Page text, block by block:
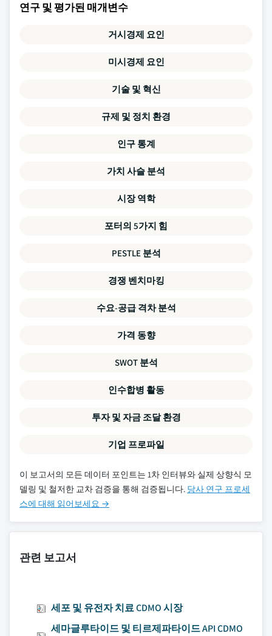
연구 및 평가된 매개변수
거시경제 요인
미시경제 요인
기술 및 혁신
규제 및 정치 환경
인구 통계
가치 사슬 분석
시장 역학
포터의 5가지 힘
PESTLE 분석
경쟁 벤치마킹
수요-공급 격차 분석
가격 동향
SWOT 분석
인수합병 활동
투자 및 자금 조달 환경
기업 프로파일
이 보고서의 모든 데이터 포인트는 1차 인터뷰와 실제 상향식 모
델링 및 철저한 교차 검증을 통해 검증됩니다. 당사 연구 프로세
스에 대해 읽어보세요 →
관련 보고서
세포 및 유전자 치료 CDMO 시장
세마글루타이드 및 티르제파타이드 API CDMO